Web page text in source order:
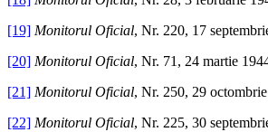
[19] Monitorul Oficial, Nr. 220, 17
[20] Monitorul Oficial, Nr. 71, 24 martie
[21] Monitorul Oficial, Nr. 250, 29
[22] Monitorul Oficial, Nr. 225, 30